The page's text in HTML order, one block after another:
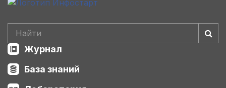
Журнал
База знаний